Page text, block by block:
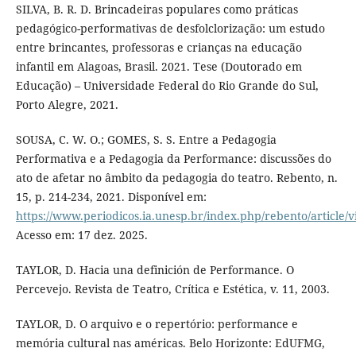
SILVA, B. R. D. Brincadeiras populares como práticas
pedagógico-performativas de desfolclorização: um estudo
entre brincantes, professoras e crianças na educação
infantil em Alagoas, Brasil. 2021. Tese (Doutorado em
Educação) – Universidade Federal do Rio Grande do Sul,
Porto Alegre, 2021.
SOUSA, C. W. O.; GOMES, S. S. Entre a Pedagogia
Performativa e a Pedagogia da Performance: discussões do
ato de afetar no âmbito da pedagogia do teatro. Rebento, n.
15, p. 214-234, 2021. Disponível em:
https://www.periodicos.ia.unesp.br/index.php/rebento/article/
Acesso em: 17 dez. 2025.
TAYLOR, D. Hacia una definición de Performance. O
Percevejo. Revista de Teatro, Crítica e Estética, v. 11, 2003.
TAYLOR, D. O arquivo e o repertório: performance e
memória cultural nas américas. Belo Horizonte: EdUFMG,